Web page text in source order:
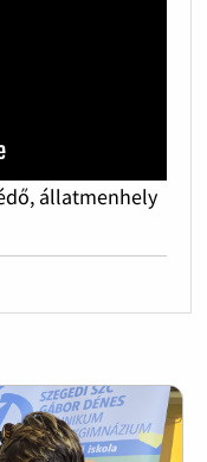
állatmenhely